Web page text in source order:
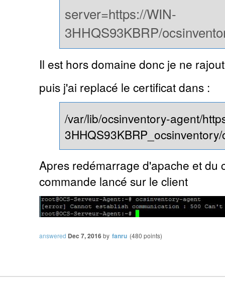
server=https://WIN-
3HHQS93KBRP/
Il est hors domaine donc je ne
puis j'ai replacé le certificat dans :
/var/lib/ocsinventory-agent/
Apres redémarrage d'apache et du
commande lancé sur le client
answered Dec 7, 2016by fanru (480 points)